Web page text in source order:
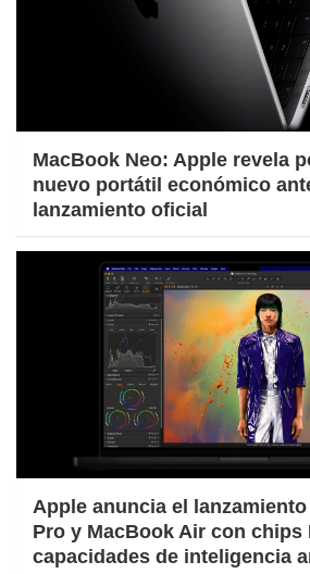
MacBook Neo: Apple revela
nuevo portátil económico
lanzamiento oficial
Apple anuncia el
Pro y MacBook Air con chips
capacidades de inteligencia